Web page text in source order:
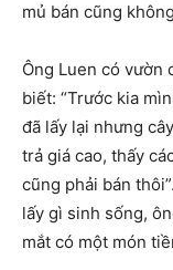
mủ bán cũng
Ông Luen có vườn
biết: “Trước kia
đã lấy lại nhưng
trả giá cao, thấy
cũng phải bán
lấy gì sinh sống,
mắt có một món